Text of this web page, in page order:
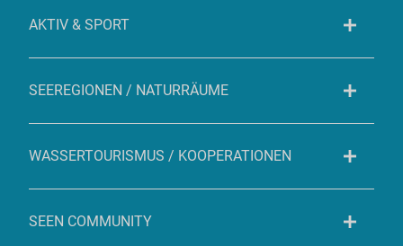
AKTIV & SPORT
SEEREGIONEN / NATURRÄUME
WASSERTOURISMUS / KOOPERATIONEN
SEEN COMMUNITY